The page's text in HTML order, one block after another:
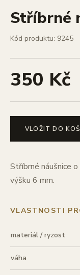
Stříbrné
Kód produktu: 9245
350 Kč
VLOŽIT DO
Stříbrné náušnice
výšku 6 mm.
VLASTNOSTI
materiál / ryzost
váha